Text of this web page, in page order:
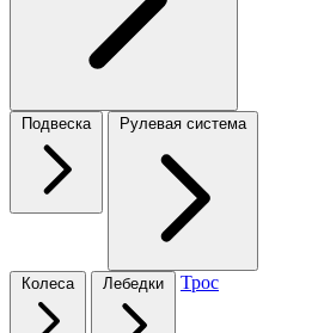
Подвеска Рулевая система
Колеса Лебедки Трос